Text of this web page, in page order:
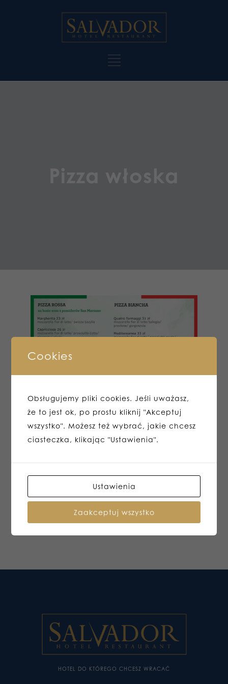
HOTEL DO KTÓREGO CHCESZ WRACAĆ
Cookies
Obsługujemy pliki cookies. Jeśli uważasz,
że to jest ok, po prostu kliknij "Akceptuj
wszystko". Możesz też wybrać, jakie chcesz
ciasteczka, klikając "Ustawienia".
Ustawienia
Zaakceptuj wszystko